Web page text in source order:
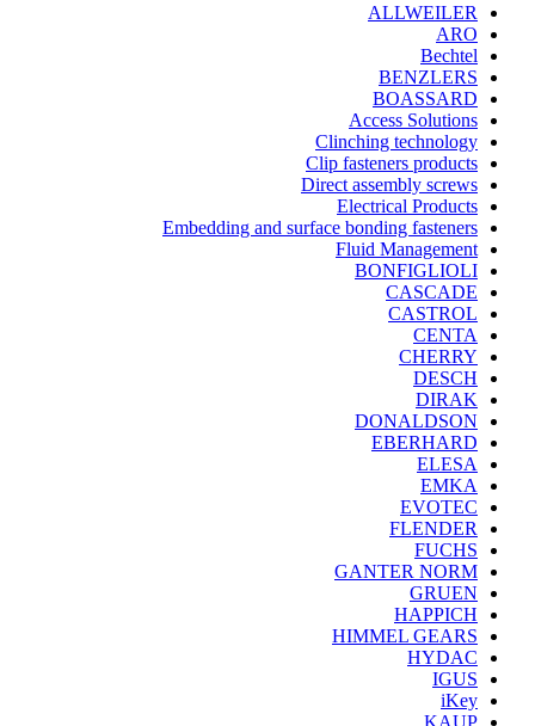
ALLWEILER
ARO
Bechtel
BENZLERS
BOASSARD
Access Solutions
Clinching technology
Clip fasteners products
Direct assembly screws
Electrical Products
Embedding and surface bonding fasteners
Fluid Management
BONFIGLIOLI
CASCADE
CASTROL
CENTA
CHERRY
DESCH
DIRAK
DONALDSON
EBERHARD
ELESA
EMKA
EVOTEC
FLENDER
FUCHS
GANTER NORM
GRUEN
HAPPICH
HIMMEL GEARS
HYDAC
IGUS
iKey
KAUP